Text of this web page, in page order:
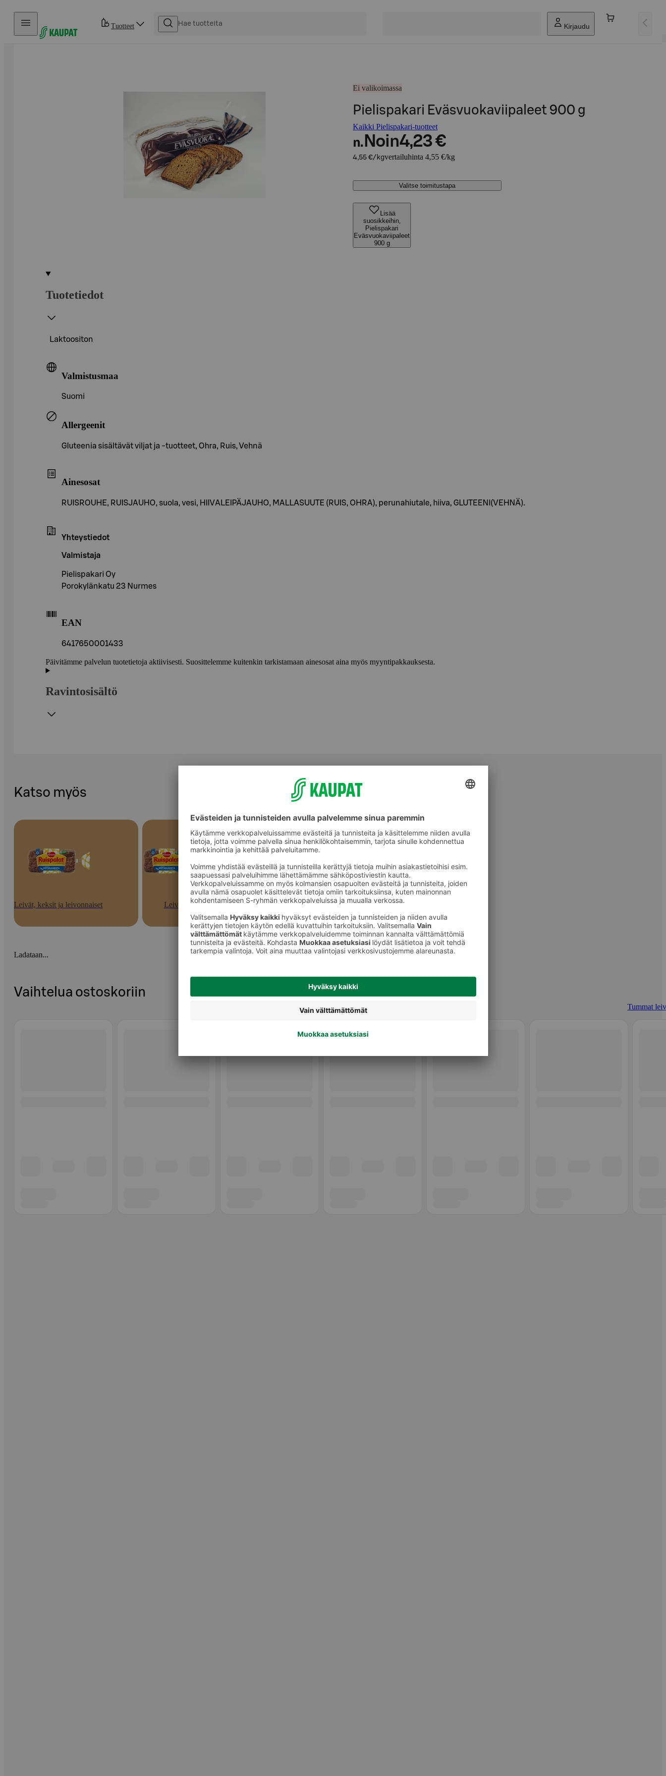
Hyppää sisältöön
Tuotteet Kirjaudu
Ei valikoimassa
Pielispakari Eväsvuokaviipaleet 900 g
Kaikki Pielispakari-tuotteet
n. Noin4,23 €
4,55 €/kgvertailuhinta 4,55 €/kg
Valitse toimitustapa
Lisää
suosikkeihin,
Pielispakari
Eväsvuokaviipaleet
900 g
Tuotetiedot
Laktoositon
Valmistusmaa
Suomi
Allergeenit
Gluteenia sisältävät viljat ja -tuotteet, Ohra, Ruis, Vehnä
Ainesosat
RUISROUHE, RUISJAUHO, suola, vesi, HIIVALEIPÄJAUHO, MALLASUUTE (RUIS, OHRA), perunahiutale, hiiva, GLUTEENI(VEHNÄ).
Yhteystiedot
Valmistaja
Pielispakari Oy
Porokylänkatu 23 Nurmes
EAN
6417650001433
Päivitämme palvelun tuotetietoja aktiivisesti. Suosittelemme kuitenkin tarkistamaan ainesosat aina myös myyntipakkauksesta.
Ravintosisältö
Katso myös
Leivät, keksit ja leivonnaiset Leivät Tummat leivät
Ladataan...
Vaihtelua ostoskoriin
Tummat